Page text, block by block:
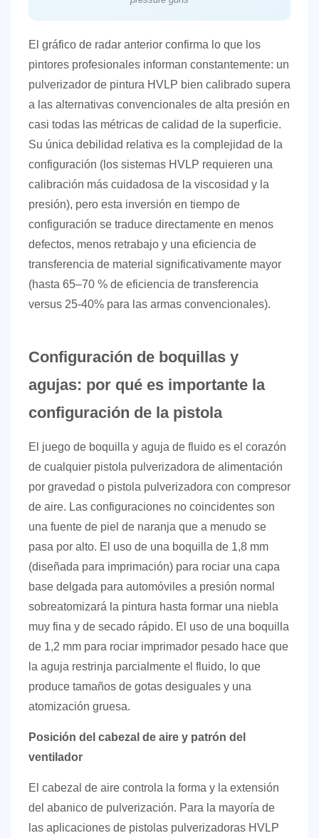
El gráfico de radar anterior confirma lo que los
pintores profesionales informan constantemente: un
pulverizador de pintura HVLP bien calibrado supera
a las alternativas convencionales de alta presión en
casi todas las métricas de calidad de la superficie.
Su única debilidad relativa es la complejidad de la
configuración (los sistemas HVLP requieren una
calibración más cuidadosa de la viscosidad y la
presión), pero esta inversión en tiempo de
configuración se traduce directamente en menos
defectos, menos retrabajo y una eficiencia de
transferencia de material significativamente mayor
(hasta 65–70 % de eficiencia de transferencia
versus 25-40% para las armas convencionales).
Configuración de boquillas y
agujas: por qué es importante la
configuración de la pistola
El juego de boquilla y aguja de fluido es el corazón
de cualquier pistola pulverizadora de alimentación
por gravedad o pistola pulverizadora con compresor
de aire. Las configuraciones no coincidentes son
una fuente de piel de naranja que a menudo se
pasa por alto. El uso de una boquilla de 1,8 mm
(diseñada para imprimación) para rociar una capa
base delgada para automóviles a presión normal
sobreatomizará la pintura hasta formar una niebla
muy fina y de secado rápido. El uso de una boquilla
de 1,2 mm para rociar imprimador pesado hace que
la aguja restrinja parcialmente el fluido, lo que
produce tamaños de gotas desiguales y una
atomización gruesa.
Posición del cabezal de aire y patrón del
ventilador
El cabezal de aire controla la forma y la extensión
del abanico de pulverización. Para la mayoría de
las aplicaciones de pistolas pulverizadoras HVLP